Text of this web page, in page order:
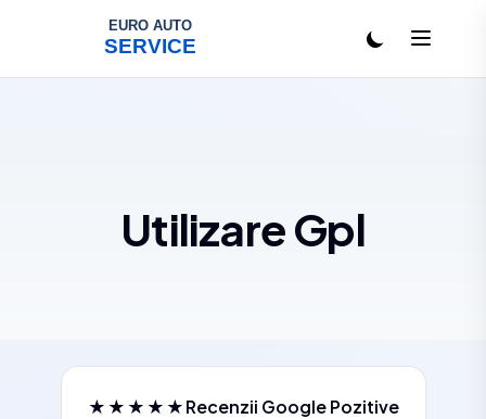
Utilizare Gpl
★★★★★Recenzii Google Pozitive